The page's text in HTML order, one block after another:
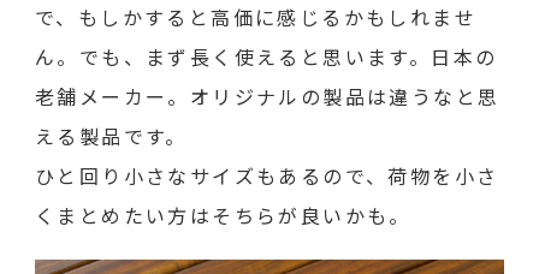
で、もしかすると高価に感じるかもしれませ
ん。でも、まず長く使えると思います。日本の
老舗メーカー。オリジナルの製品は違うなと思
える製品です。
ひと回り小さなサイズもあるので、荷物を小さ
くまとめたい方はそちらが良いかも。